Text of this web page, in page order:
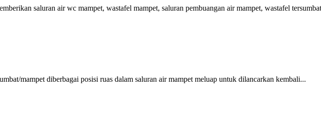
saluran air wc mampet, wastafel mampet, saluran pembuangan air mampet, wastafel
mampet diberbagai posisi ruas dalam saluran air mampet meluap untuk dilancarkan kembali...